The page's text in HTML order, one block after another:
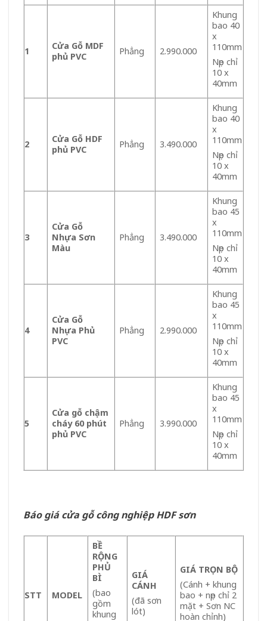
1
Cửa Gỗ MDF
phủ PVC
Phẳng 2.990.000
Khung
bao 40
x
110mm
Nẹp chỉ
10 x
40mm
2
Cửa Gỗ HDF
phủ PVC
Phẳng 3.490.000
Khung
bao 40
x
110mm
Nẹp chỉ
10 x
40mm
3
Cửa Gỗ
Nhựa Sơn
Màu
Phẳng 3.490.000
Khung
bao 45
x
110mm
Nẹp chỉ
10 x
40mm
4
Cửa Gỗ
Nhựa Phủ
PVC
Phẳng 2.990.000
Khung
bao 45
x
110mm
Nẹp chỉ
10 x
40mm
5
Cửa gỗ chậm
cháy 60 phút
phủ PVC
Phẳng 3.990.000
Khung
bao 45
x
110mm
Nẹp chỉ
10 x
40mm
Báo giá cửa gỗ công nghiệp HDF sơn
STT MODEL
BỀ
RỘNG
PHỦ
BÌ
(bao
gồm
khung
GIÁ
CÁNH
(đã sơn
lót)
GIÁ TRỌN BỘ
(Cánh + khung
bao + nẹp chỉ 2
mặt + Sơn NC
hoàn chỉnh)